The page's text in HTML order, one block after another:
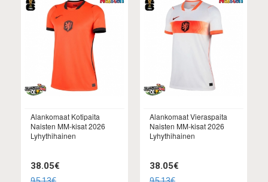
Alankomaat Kotipaita
Naisten MM-kisat 2026
Lyhythihainen
38.05€
Alankomaat Vieraspaita
Naisten MM-kisat 2026
Lyhythihainen
38.05€